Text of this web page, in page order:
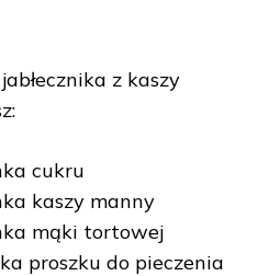
z kaszy
cukru
kaszy manny
mąki tortowej
proszku do pieczenia